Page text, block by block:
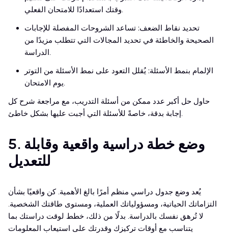
وقتك استعدادًا للامتحان الفعلي.
تحديد نقاط الضعف: تساعد الشروحات المفصلة للإجابات
الصحيحة والخاطئة في تحديد المجالات التي تتطلب مزيدًا من
الدراسة.
الإلمام بنمط الأسئلة: يُقلل التعود على نمط الأسئلة من التوتر
يوم الامتحان.
حاول حل أكبر عدد ممكن من أسئلة التدريب، مع مراجعة شرح كل
إجابة بدقة، خاصةً للأسئلة التي أجبت عليها بشكل خاطئ.
5. وضع خطة دراسية واقعية وقابلة
للتعديل
يُعد وضع جدول دراسي منظم أمرًا بالغ الأهمية. كن واقعيًا بشأن
التزاماتك الحياتية، ومسؤولياتك العملية، ومستوى طاقتك الشخصية.
لا تُرهق نفسك بالدراسة. بدلًا من ذلك، خطط لوقت دراستك بما
يتناسب مع أوقات تركيزك وقدرتك على استيعاب المعلومات